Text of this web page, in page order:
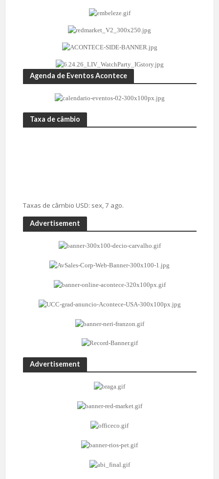
Agenda de Eventos Acontece
Taxa de câmbio
Taxas de câmbio USD: sex, 7 ago.
Advertisement
Advertisement